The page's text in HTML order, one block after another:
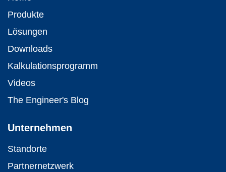
Produkte
Lösungen
Downloads
Kalkulations­programm
Videos
The Engineer's Blog
Unternehmen
Standorte
Partnernetzwerk